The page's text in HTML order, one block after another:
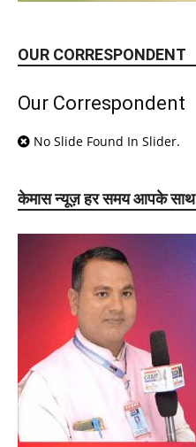
OUR CORRESPONDENT
Our Correspondent
No Slide Found In Slider.
केमास न्यूज़ हर समय आपके साथ